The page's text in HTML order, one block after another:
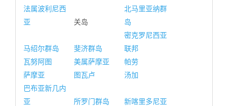
法属波利尼西
亚
关岛
北马里亚纳群
岛
马绍尔群岛 斐济群岛
密克罗尼西亚
联邦
瓦努阿图
美属萨摩亚
帕劳
萨摩亚
图瓦卢
汤加
巴布亚新几内
亚
所罗门群岛
新喀里多尼亚